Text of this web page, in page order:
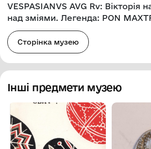
VESPASIANVS AVG Rv: Вікторія
над зміями. Легенда: PON
Сторінка музею
Інші предмети музею